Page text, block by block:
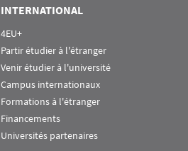
INTERNATIONAL
4EU+
Partir étudier à l'étranger
Venir étudier à l'université
Campus internationaux
Formations à l'étranger
Financements
Universités partenaires